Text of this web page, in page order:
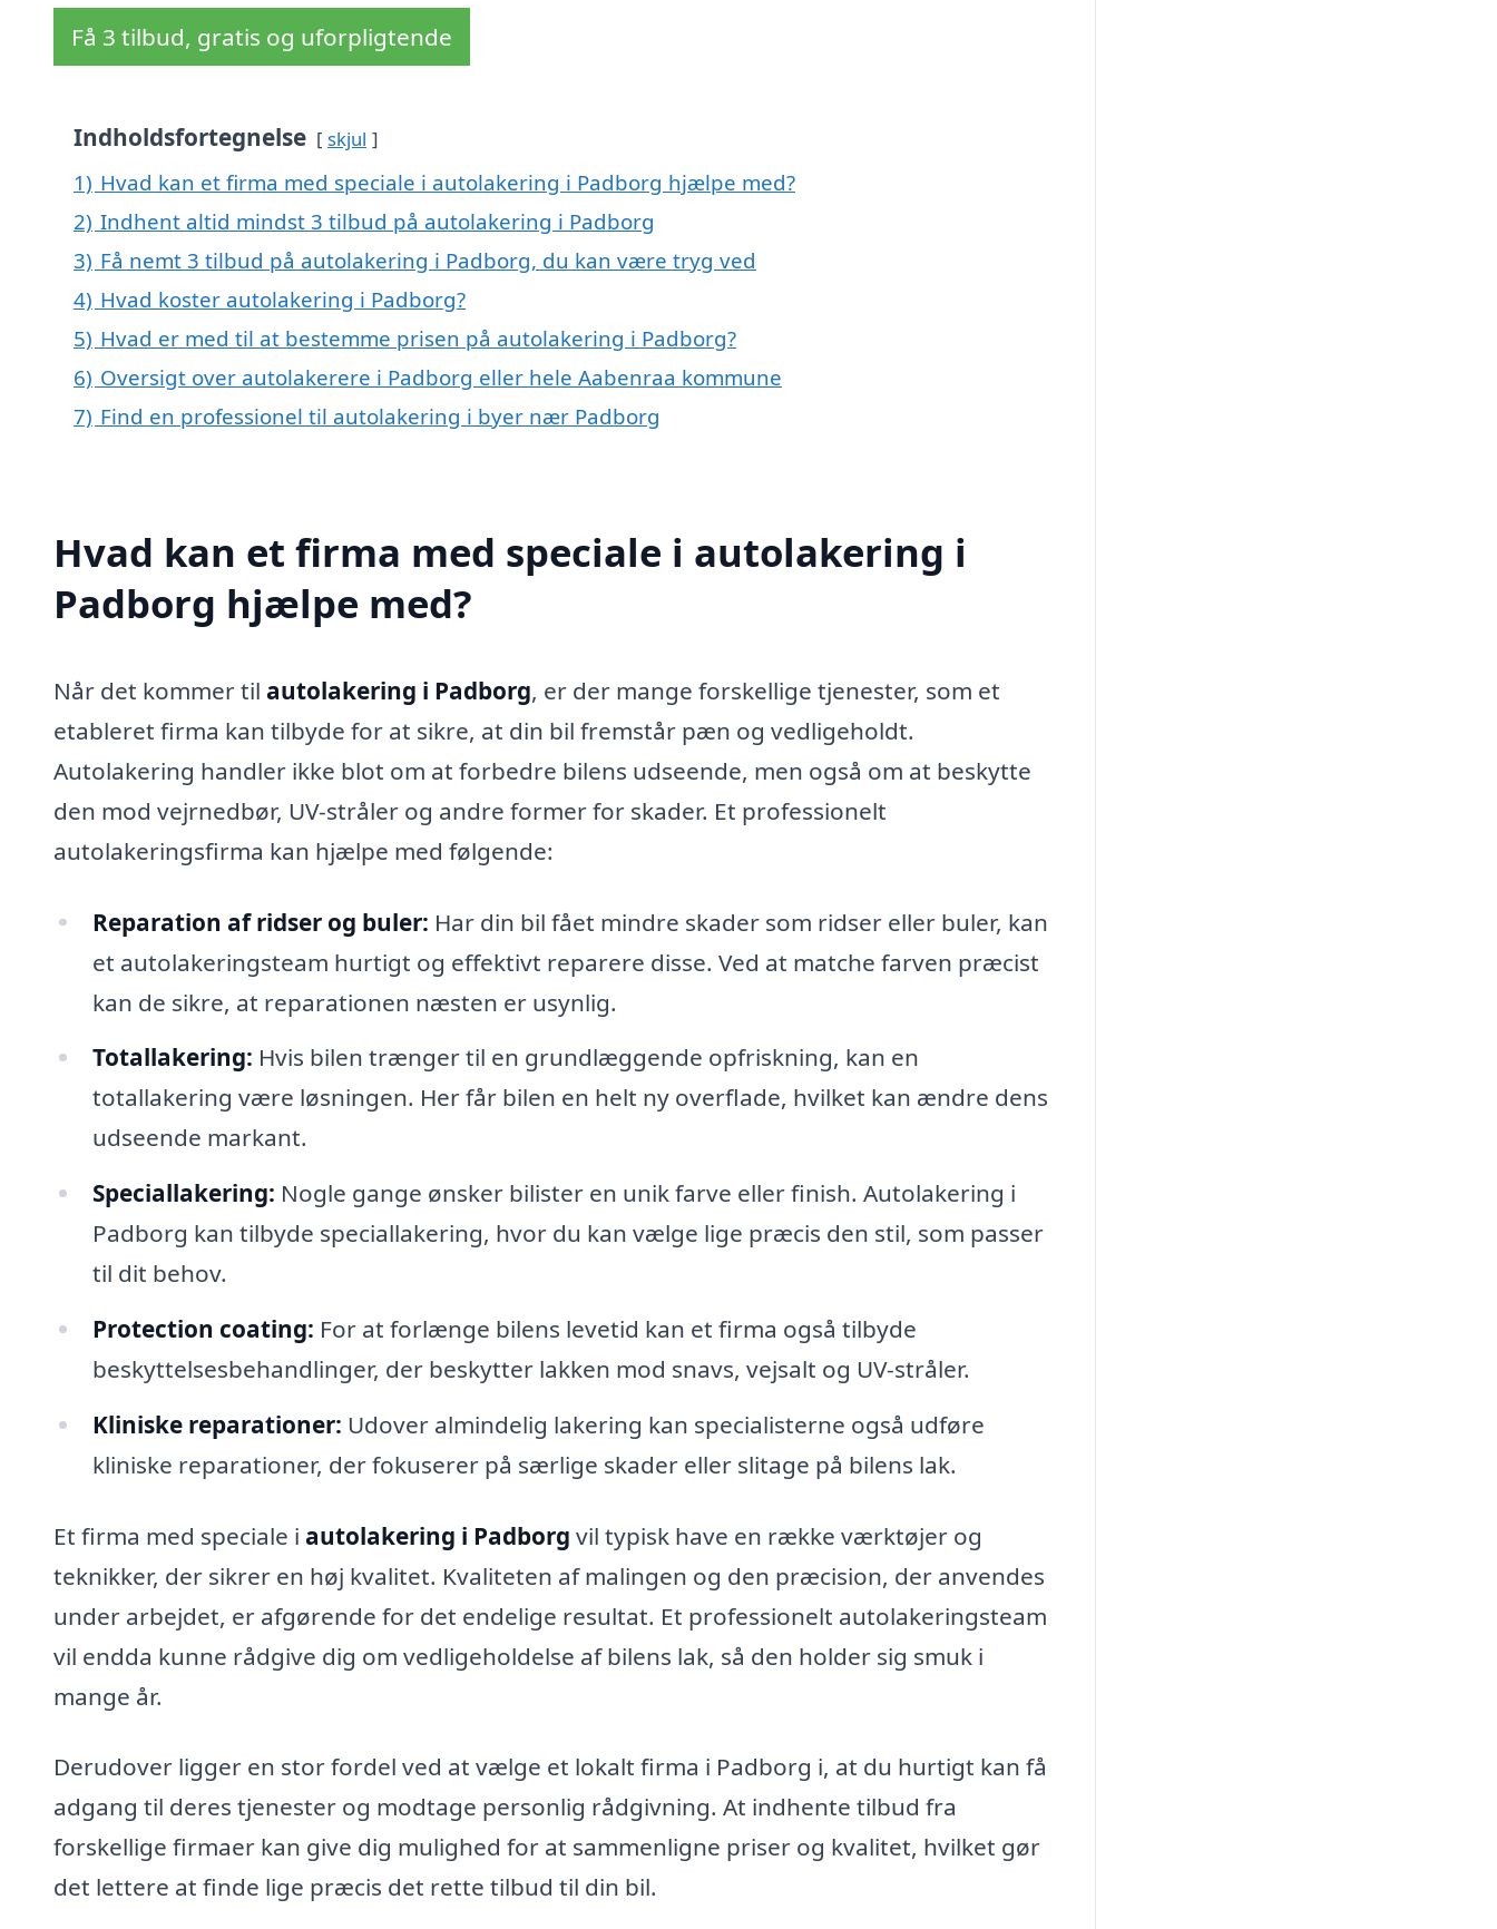
Få 3 tilbud, gratis og uforpligtende
Indholdsfortegnelse skjul
1) Hvad kan et firma med speciale i autolakering i Padborg hjælpe med?
2) Indhent altid mindst 3 tilbud på autolakering i Padborg
3) Få nemt 3 tilbud på autolakering i Padborg, du kan være tryg ved
4) Hvad koster autolakering i Padborg?
5) Hvad er med til at bestemme prisen på autolakering i Padborg?
6) Oversigt over autolakerere i Padborg eller hele Aabenraa kommune
7) Find en professionel til autolakering i byer nær Padborg
Hvad kan et firma med speciale i autolakering i
Padborg hjælpe med?
Når det kommer til autolakering i Padborg, er der mange forskellige tjenester, som et
etableret firma kan tilbyde for at sikre, at din bil fremstår pæn og vedligeholdt.
Autolakering handler ikke blot om at forbedre bilens udseende, men også om at beskytte
den mod vejrnedbør, UV-stråler og andre former for skader. Et professionelt
autolakeringsfirma kan hjælpe med følgende:
Reparation af ridser og buler: Har din bil fået mindre skader som ridser eller buler, kan
et autolakeringsteam hurtigt og effektivt reparere disse. Ved at matche farven præcist
kan de sikre, at reparationen næsten er usynlig.
Totallakering: Hvis bilen trænger til en grundlæggende opfriskning, kan en
totallakering være løsningen. Her får bilen en helt ny overflade, hvilket kan ændre dens
udseende markant.
Speciallakering: Nogle gange ønsker bilister en unik farve eller finish. Autolakering i
Padborg kan tilbyde speciallakering, hvor du kan vælge lige præcis den stil, som passer
til dit behov.
Protection coating: For at forlænge bilens levetid kan et firma også tilbyde
beskyttelsesbehandlinger, der beskytter lakken mod snavs, vejsalt og UV-stråler.
Kliniske reparationer: Udover almindelig lakering kan specialisterne også udføre
kliniske reparationer, der fokuserer på særlige skader eller slitage på bilens lak.
Et firma med speciale i autolakering i Padborg vil typisk have en række værktøjer og
teknikker, der sikrer en høj kvalitet. Kvaliteten af malingen og den præcision, der anvendes
under arbejdet, er afgørende for det endelige resultat. Et professionelt autolakeringsteam
vil endda kunne rådgive dig om vedligeholdelse af bilens lak, så den holder sig smuk i
mange år.
Derudover ligger en stor fordel ved at vælge et lokalt firma i Padborg i, at du hurtigt kan få
adgang til deres tjenester og modtage personlig rådgivning. At indhente tilbud fra
forskellige firmaer kan give dig mulighed for at sammenligne priser og kvalitet, hvilket gør
det lettere at finde lige præcis det rette tilbud til din bil.